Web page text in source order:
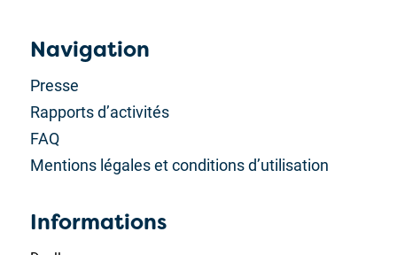
Navigation
Presse
Rapports d’activités
FAQ
Mentions légales et conditions d’utilisation
Informations